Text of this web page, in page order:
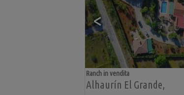
<
Alhaurín El Grande,
Ranch in vendita